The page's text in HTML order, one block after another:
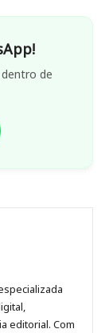
de
editorial. Com